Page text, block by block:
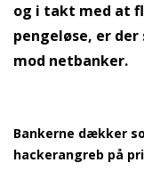
og i takt med at
pengeløse, er
mod netbanker.
Bankerne dækker
hackerangreb på